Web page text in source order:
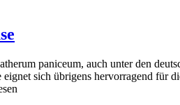
paniceum, auch unter den
sich übrigens hervorragend